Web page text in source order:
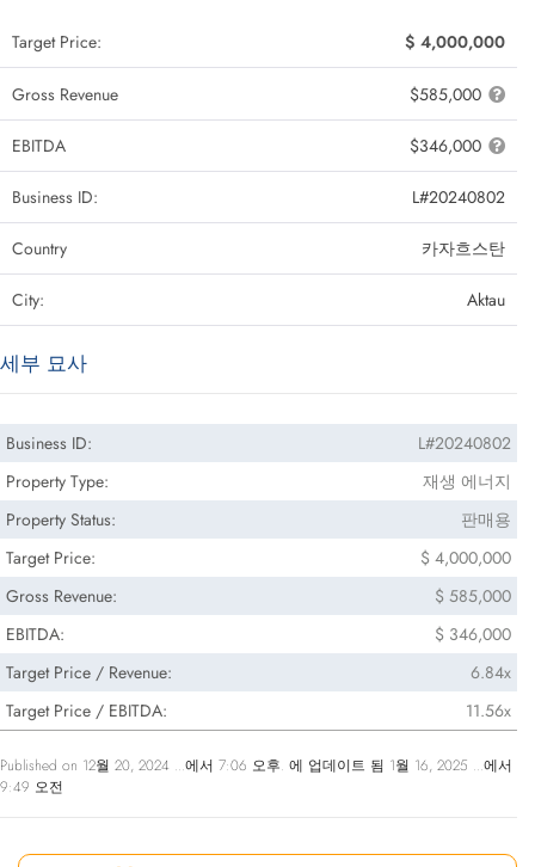
Target Price: $ 4,000,000
Gross Revenue $585,000
EBITDA $346,000
Business ID: L#20240802
Country 카자흐스탄
City: Aktau
세부 묘사
Business ID:
L#20240802
Property Type:
재생 에너지
Property Status:
판매용
Target Price:
$ 4,000,000
Gross Revenue:
$ 585,000
EBITDA:
$ 346,000
Target Price / Revenue:
6.84x
Target Price / EBITDA:
11.56x
Published on 12월 20, 2024 ...에서 7:06 오후. 에 업데이트 됨 1월 16, 2025 ...에서
9:49 오전